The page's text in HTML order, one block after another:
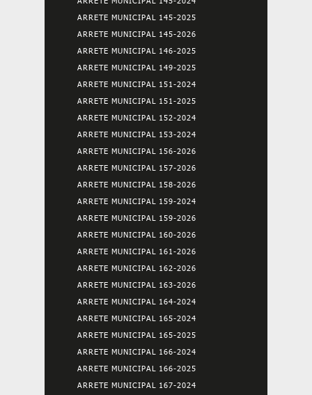
ARRETE MUNICIPAL 145-2025
ARRETE MUNICIPAL 145-2026
ARRETE MUNICIPAL 146-2025
ARRETE MUNICIPAL 149-2025
ARRETE MUNICIPAL 151-2024
ARRETE MUNICIPAL 151-2025
ARRETE MUNICIPAL 152-2024
ARRETE MUNICIPAL 153-2024
ARRETE MUNICIPAL 156-2026
ARRETE MUNICIPAL 157-2026
ARRETE MUNICIPAL 158-2026
ARRETE MUNICIPAL 159-2024
ARRETE MUNICIPAL 159-2026
ARRETE MUNICIPAL 160-2026
ARRETE MUNICIPAL 161-2026
ARRETE MUNICIPAL 162-2026
ARRETE MUNICIPAL 163-2026
ARRETE MUNICIPAL 164-2024
ARRETE MUNICIPAL 165-2024
ARRETE MUNICIPAL 165-2025
ARRETE MUNICIPAL 166-2024
ARRETE MUNICIPAL 166-2025
ARRETE MUNICIPAL 167-2024